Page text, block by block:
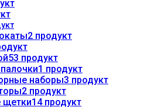
2 продукт
53 продукт
1 продукт
наборы3 продукт
2 продукт
щетки14 продукт